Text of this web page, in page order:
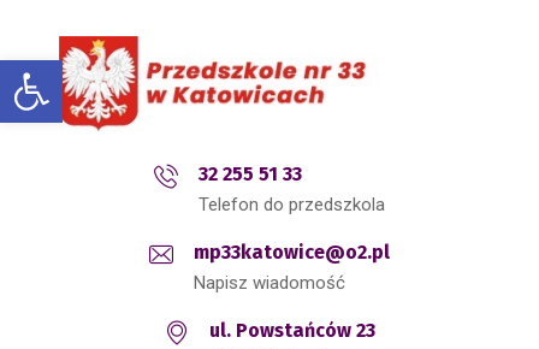
Open toolbar
32 255 51 33
Telefon do przedszkola
mp33katowice@o2.pl
Napisz wiadomość
ul. Powstańców 23